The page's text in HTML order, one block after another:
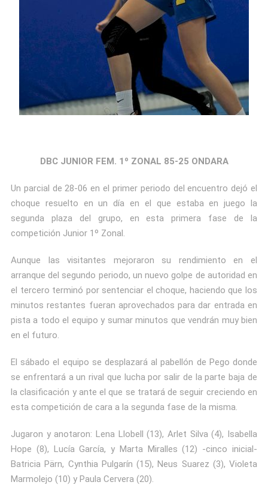
DBC JUNIOR FEM. 1º ZONAL 85-25 ONDARA
Un parcial de 28-06 en el primer periodo del encuentro dejó el
choque resuelto en un día en el que estaba en juego la
segunda plaza del grupo, en esta primera fase de la
competición Junior 1º Zonal.
Aunque las visitantes mejoraron su rendimiento en el
arranque del segundo periodo, un nuevo golpe de autoridad en
el tercero terminó por sentenciar el choque, haciendo que los
minutos restantes fueran aprovechados para dar entrada en
pista a todo el equipo y sumar minutos que vendrán muy bien
en el futuro.
El sábado el equipo se desplazará al pabellón de Pego donde
se enfrentará a un rival que lucha por salir de la parte baja de
la clasificación y ante el que se tratará de seguir creciendo en
esta competición de cara a la segunda fase de la misma.
Jugaron y anotaron: Lena Llobell (13), Arlet Silva (4), Isabella
Hope (8), Lucía García, y Marta Miralles (12) -cinco inicial-
Batricia Pärn, Cynthia Pulgarín (15), Neus Suarez (3), Violeta
Marmolejo (10) y Paula Cervera (20).